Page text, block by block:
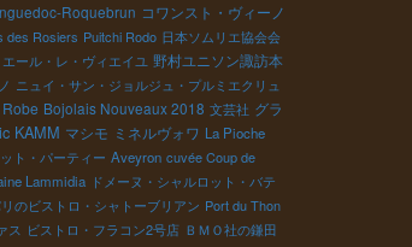
Roquebrun コワンスト・ヴィーノ
des Rosiers Puitchi Rodo 日本ソムリエ協会会
ール・レ・ヴィエイユ 野村ユニソン諏訪本
ニュイ・サン・ジョルジュ・プルミエクリュ
Bojolais Nouveaux 2018 文芸社 グラ
KAMM マシモ ミネルヴォワ La Pioche
ト・パーティー Aveyron cuvée Coup de
Lammidia ドメーヌ・シャルロット・バテ
のビストロ・シャトーブリアン Port du Thon
ス ビストロ・フラコン2号店 ＢＭＯ社の鎌田